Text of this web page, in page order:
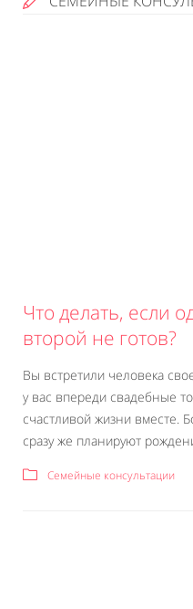
Что делать, если
второй не готов?
Вы встретили человека
у вас впереди свадебные
счастливой жизни вместе.
сразу же планируют
Семейные консультации